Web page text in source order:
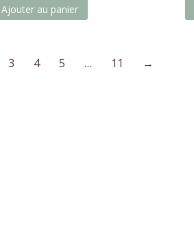
Ajouter au panier
3 4 5 … 11 →